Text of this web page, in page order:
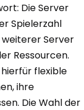
Die Server
Spielerzahl
weiterer Server
Ressourcen.
flexible
ihre
Die Wahl der